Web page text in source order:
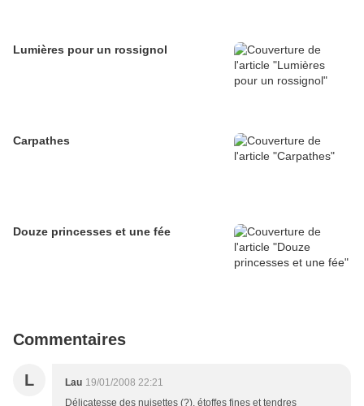
Lumières pour un rossignol
Carpathes
Douze princesses et une fée
Commentaires
L Lau 19/01/2008 22:21
Délicatesse des nuisettes (?), étoffes fines et tendres